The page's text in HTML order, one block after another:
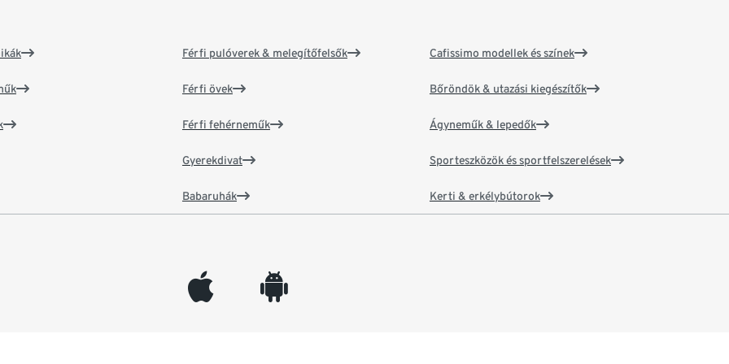
Férfi pulóverek & melegítőfelsők
Férfi övek
Férfi fehérneműk
Gyerekdivat
Babaruhák
Cafissimo modellek és színek
Bőröndök & utazási kiegészítők
Ágyneműk & lepedők
Sporteszközök és sportfelszerelések
Kerti & erkélybútorok
appleinc android